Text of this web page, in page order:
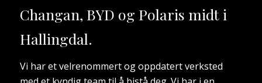
Changan, BYD og Polaris midt i
Hallingdal.
Vi har et velrenommert og oppdatert verksted